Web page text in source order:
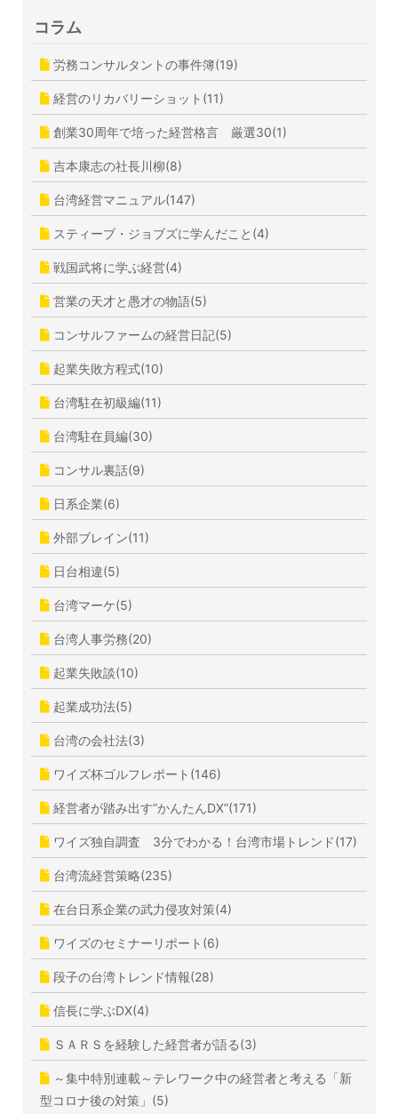
コラム
労務コンサルタントの事件簿(19)
経営のリカバリーショット(11)
創業30周年で培った経営格言 厳選30(1)
吉本康志の社長川柳(8)
台湾経営マニュアル(147)
スティーブ・ジョブズに学んだこと(4)
戦国武将に学ぶ経営(4)
営業の天才と愚才の物語(5)
コンサルファームの経営日記(5)
起業失敗方程式(10)
台湾駐在初級編(11)
台湾駐在員編(30)
コンサル裏話(9)
日系企業(6)
外部ブレイン(11)
日台相違(5)
台湾マーケ(5)
台湾人事労務(20)
起業失敗談(10)
起業成功法(5)
台湾の会社法(3)
ワイズ杯ゴルフレポート(146)
経営者が踏み出す”かんたんDX”(171)
ワイズ独自調査 3分でわかる！台湾市場トレンド(17)
台湾流経営策略(235)
在台日系企業の武力侵攻対策(4)
ワイズのセミナーリポート(6)
段子の台湾トレンド情報(28)
信長に学ぶDX(4)
ＳＡＲＳを経験した経営者が語る(3)
～集中特別連載～テレワーク中の経営者と考える「新
型コロナ後の対策」(5)